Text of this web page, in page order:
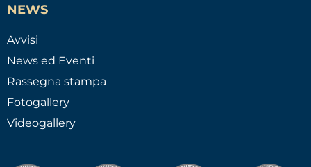
NEWS
Avvisi
News ed Eventi
Rassegna stampa
Fotogallery
Videogallery